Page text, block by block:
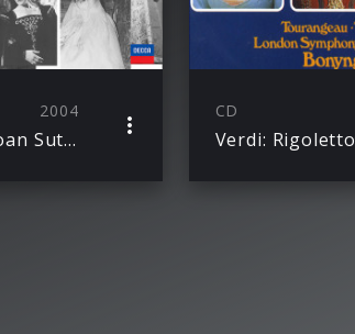
2004
The Art of Joan Sutherland
CD
Verdi: Rigoletto